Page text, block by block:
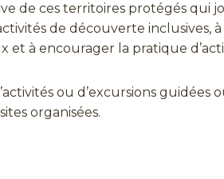
de ces territoires protégés qui
de découverte inclusives,
et à encourager la pratique
ou d’excursions guidées
organisées.